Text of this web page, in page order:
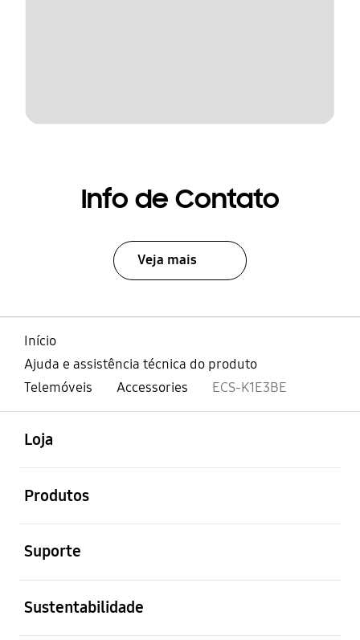
Info de Contato
Veja mais
Início
Ajuda e assistência técnica do produto
Telemóveis
Accessories ECS-K1E3BE
Loja
Produtos
Suporte
Sustentabilidade